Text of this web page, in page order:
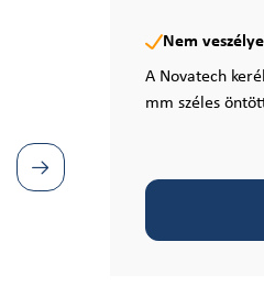
Nem
A Novatech
mm széles